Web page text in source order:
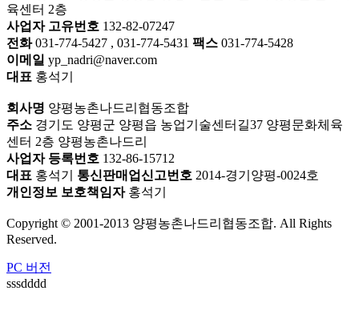
육센터 2층
사업자 고유번호 132-82-07247
전화031-774-5427 , 031-774-5431 팩스 031-774-5428
이메일 yp_nadri@naver.com
대표 홍석기
회사명 양평농촌나드리협동조합
주소 경기도 양평군 양평읍 농업기술센터길37 양평문화체육
센터 2층 양평농촌나드리
사업자 등록번호 132-86-15712
대표 홍석기 통신판매업신고번호 2014-경기양평-0024호
개인정보 보호책임자홍석기
Copyright © 2001-2013 양평농촌나드리협동조합. All Rights
Reserved.
PC 버전
sssdddd